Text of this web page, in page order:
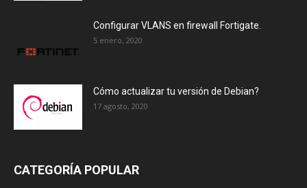
Configurar VLANS en firewall Fortigate.
5 enero, 2020
Cómo actualizar tu versión de Debian?
17 agosto, 2020
CATEGORÍA POPULAR